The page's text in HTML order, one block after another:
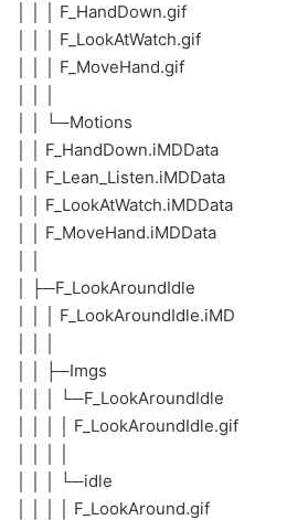
│ │ │ F_HandDown.gif
│ │ │ F_LookAtWatch.gif
│ │ │ F_MoveHand.gif
│ │ └─Motions
│ │ F_HandDown.iMDData
│ │ F_Lean_Listen.iMDData
│ │ F_LookAtWatch.iMDData
│ │ F_MoveHand.iMDData
│ ├─F_LookAroundIdle
│ │ │ F_LookAroundIdle.iMD
│ │ ├─Imgs
│ │ │ └─F_LookAroundIdle
│ │ │ │ F_LookAroundIdle.gif
│ │ │ └─idle
│ │ │ │ F_LookAround.gif